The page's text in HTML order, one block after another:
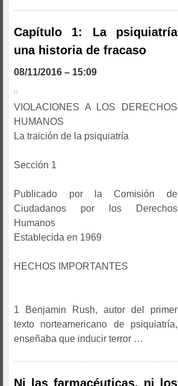
Capítulo 1: La psiquiatría
una historia de fracaso
08/11/2016 – 15:09
VIOLACIONES A LOS DERECHOS
HUMANOS
La traición de la psiquiatría
Sección 1
Publicado por la Comisión de
Ciudadanos por los Derechos
Humanos
Establecida en 1969
HECHOS IMPORTANTES
1 Benjamin Rush, autor del primer
texto norteamericano de psiquiatría,
enseñaba que inducir terror …
Ni las farmacéuticas, ni los